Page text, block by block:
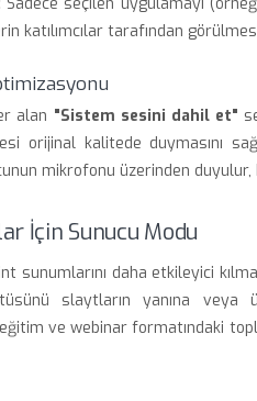
katılımcılar tarafından
alan "Sistem sesini dahil et"
orijinal kalitede duymasını
mikrofonu üzerinden duyulur,
İçin Sunucu Modu
sunumlarını daha etkileyici
slaytların yanına
ve webinar formatındaki